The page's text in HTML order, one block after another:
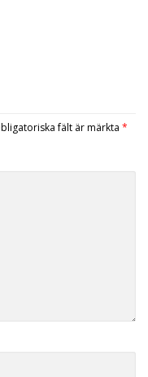
fält är märkta *